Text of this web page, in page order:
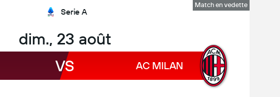
Match en vedette
Serie A
dim., 23 août
VS AC MILAN